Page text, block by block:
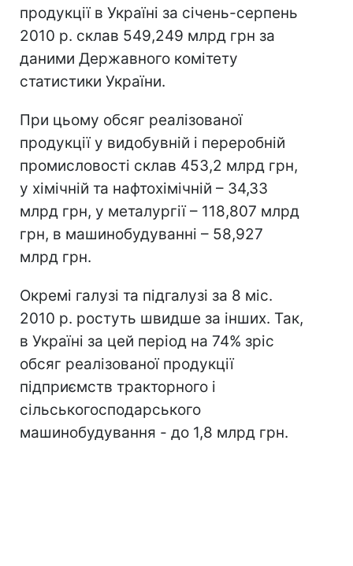
продукції в Україні за січень-серпень
2010 р. склав 549,249 млрд грн за
даними Державного комітету
статистики України.
При цьому обсяг реалізованої
продукції у видобувній і переробній
промисловості склав 453,2 млрд грн,
у хімічній та нафтохімічній – 34,33
млрд грн, у металургії – 118,807 млрд
грн, в машинобудуванні – 58,927
млрд грн.
Окремі галузі та підгалузі за 8 міс.
2010 р. ростуть швидше за інших. Так,
в Україні за цей період на 74% зріс
обсяг реалізованої продукції
підприємств тракторного і
сільськогосподарського
машинобудування - до 1,8 млрд грн.